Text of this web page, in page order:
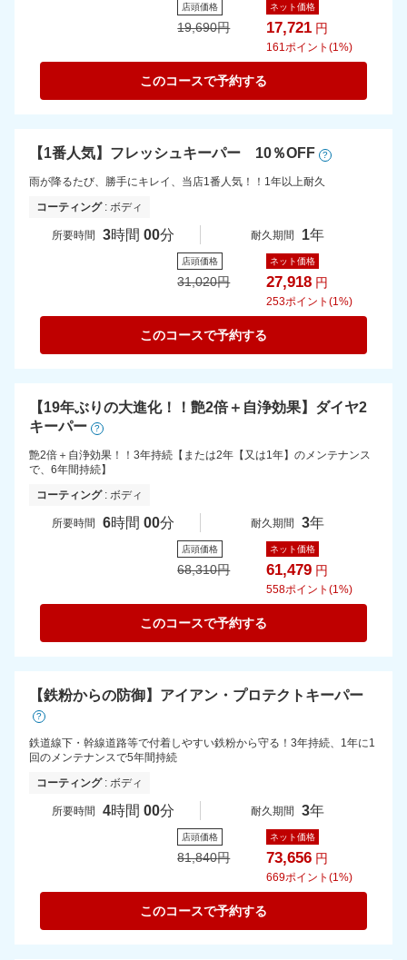
店頭価格
19,690円
ネット価格
17,721 円
161 ポイント(1%)
このコースで予約する
【1番人気】フレッシュキーパー 10％OFF ?
雨が降るたび、勝手にキレイ、当店1番人気！！1年以上耐久
コーティング: ボディ
所要時間 3時間 00分 耐久期間 1年
店頭価格
31,020円
ネット価格
27,918 円
253ポイント(1%)
このコースで予約する
【19年ぶりの大進化！！艶2倍＋自浄効果】ダイヤ2
キーパー
?
艶2倍＋自浄効果！！3年持続【または2年【又は1年】のメンテナンス
で、6年間持続】
コーティング: ボディ
所要時間 6時間 00分 耐久期間 3年
店頭価格
68,310円
ネット価格
61,479 円
558ポイント(1%)
このコースで予約する
【鉄粉からの防御】アイアン・プロテクトキーパー
?
鉄道線下・幹線道路等で付着しやすい鉄粉から守る！3年持続、1年に1
回のメンテナンスで5年間持続
コーティング: ボディ
所要時間 4時間 00分 耐久期間 3年
店頭価格
81,840円
ネット価格
73,656 円
669ポイント(1%)
このコースで予約する